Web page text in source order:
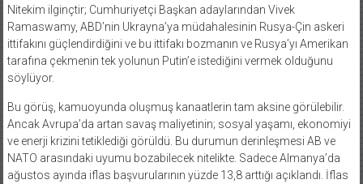
Nitekim ilginçtir; Cumhuriyetçi Başkan adaylarından Vivek
Ramaswamy, ABD’nin Ukrayna’ya müdahalesinin Rusya-Çin askeri
ittifakını güçlendirdiğini ve bu ittifakı bozmanın ve Rusya’yı Amerikan
tarafına çekmenin tek yolunun Putin’e istediğini vermek olduğunu
söylüyor.
Bu görüş, kamuoyunda oluşmuş kanaatlerin tam aksine görülebilir.
Ancak Avrupa’da artan savaş maliyetinin; sosyal yaşamı, ekonomiyi
ve enerji krizini tetiklediği görüldü. Bu durumun derinleşmesi AB ve
NATO arasındaki uyumu bozabilecek nitelikte. Sadece Almanya’da
ağustos ayında iflas başvurularının yüzde 13,8 arttığı açıklandı. İflas